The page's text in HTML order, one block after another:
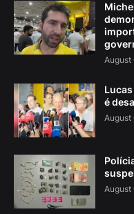
August
é
August
August